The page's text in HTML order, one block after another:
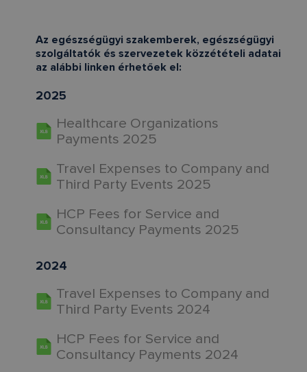
Az egészségügyi szakemberek, egészségügyi
szolgáltatók és szervezetek közzétételi adatai
az alábbi linken érhetőek el:
2025
Healthcare Organizations
Payments 2025
Travel Expenses to Company and
Third Party Events 2025
HCP Fees for Service and
Consultancy Payments 2025
2024
Travel Expenses to Company and
Third Party Events 2024
HCP Fees for Service and
Consultancy Payments 2024